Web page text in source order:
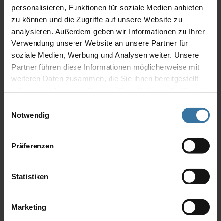
personalisieren, Funktionen für soziale Medien anbieten
zu können und die Zugriffe auf unsere Website zu
analysieren. Außerdem geben wir Informationen zu Ihrer
Verwendung unserer Website an unsere Partner für
soziale Medien, Werbung und Analysen weiter. Unsere
Partner führen diese Informationen möglicherweise mit
weiteren Daten zusammen, die Sie ihnen bereitgestellt
Notwendig
Präferenzen
Statistiken
Marketing
Witterungsverhältnissen ausgesetzt. Egal ob hohe Temperaturen
im Sommer oder Regen und Schnee in Herbst und Winter.
Funktionsstörungen von hochwertigen WAREMA Markisen und
Co. sind zwar Einzelfälle, treffen Sie aber immer unvorbereitet.
Umso ärgerlicher, wenn der Sonnenschutz gerade an den
schönen Sommertagen streikt.
Mit der am Markt einzigartigen 5-Jahre-Herstellergarantie von
WAREMA gehen Sie auf Nummer Sicher. Im Garantiefall sorgt die
Garantie nicht nur für eine schnelle Reparatur, sondern vermeidet
auch ungeplante Zusatzkosten.
Registrieren Sie gleich heute ihr Outdoor-Living-Produkt auf der
Homepagevon WAREMA